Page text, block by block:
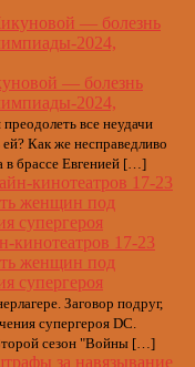
— болезнь
2024,
все неудачи
Как же несправедливо
в брассе Евгенией […]
кинотеатров 17-23
женщин под
супергероя
Заговор подруг,
супергероя DC.
сезон "Войны […]